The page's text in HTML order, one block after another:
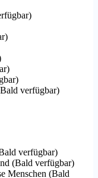
)
)
)
)
Bald verfügbar)
verfügbar)
(Bald verfügbar)
Menschen (Bald